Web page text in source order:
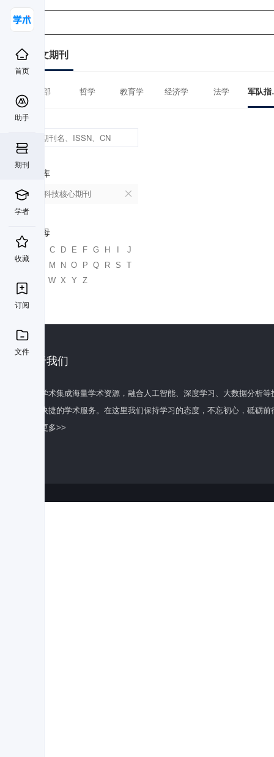
首页
助手
期刊
学者
收藏
订阅
文件
中文期刊
全部 哲学 教育学 经济学 法学 军
数据库
中国科技核心期刊
首字母
C D E F G H
J
K
M N O P Q R S
T
W X Y Z
关于我们
百度学术集成海量学术资源，融合人工智能、深度学习、大数据分析
全面快捷的学术服务。在这里我们保持学习的态度，不忘初心，砥砺前
了解更多>>